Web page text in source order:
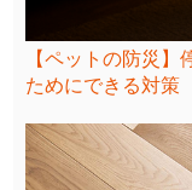
【ペットの防災
ためにできる対策